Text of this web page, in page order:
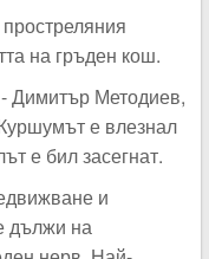
на гръден кош.
Димитър Методиев,
е влезнал
е бил засегнат.
и
дължи на